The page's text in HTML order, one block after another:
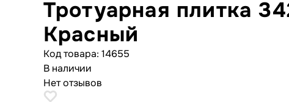
Тротуарная плитка
Красный
Код товара: 14655
В наличии
Нет отзывов